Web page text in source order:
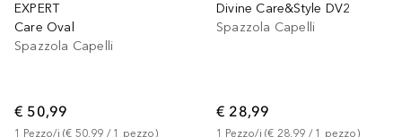
EXPERT
Care Oval
Spazzola Capelli
€ 50,99
1 Pezzo/i (€ 50,99 / 1 pezzo)
Divine Care&Style DV2
Spazzola Capelli
€ 28,99
1 Pezzo/i (€ 28,99 / 1 pezzo)